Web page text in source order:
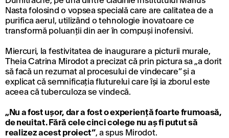
Nasta folosind o vopsea specială care are calitatea de a
purifica aerul, utilizând o tehnologie inovatoare ce
transformă poluanţii din aer în compuşi inofensivi.
Miercuri, la festivitatea de inaugurare a picturii murale,
Theia Catrina Mirodot a precizat că prin pictura sa „a dorit
să facă un rezumat al procesului de vindecare” şi a
explicat că semnificaţia fluturelui care îşi ia zborul este
aceea că tuberculoza se vindecă.
„Nu a fost uşor, dar a fost o experienţă foarte frumoasă,
de neuitat. Fără cele cinci colege nu aş fi putut să
realizez acest proiect”, a spus Mirodot.